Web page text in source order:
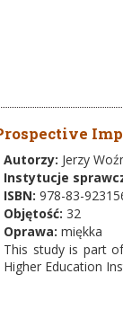
Autorzy: Jerzy
Instytucje
ISBN: 978-83-
Objętość: 32
Oprawa: miękka
This study is part
Higher Education